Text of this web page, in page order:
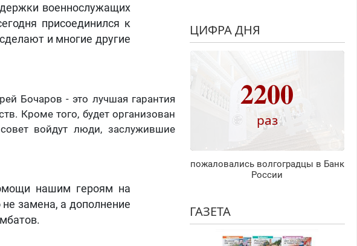
военнослужащих
присоединился к
и многие другие
Бочаров - это лучшая гарантия
Кроме того, будет организован
войдут люди, заслужившие
нашим героям на
замена, а дополнение
ЦИФРА ДНЯ
2200
раз
пожаловались волгоградцы в Банк
России
ГАЗЕТА